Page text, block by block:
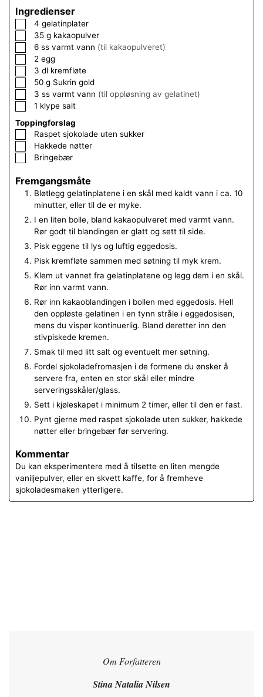
Ingredienser
▢
4 gelatinplater
▢35 g kakaopulver
▢
6 ss varmt vann (til kakaopulveret)
▢2 egg
▢3 dl kremfløte
▢50 g Sukrin gold
▢3 ss varmt vann (til oppløsning av gelatinet)
▢
1 klype salt
Toppingforslag
▢Raspet sjokolade uten sukker
▢Hakkede nøtter
▢Bringebær
Fremgangsmåte
Bløtlegg gelatinplatene i en skål med kaldt vann i ca. 10
minutter, eller til de er myke.
I en liten bolle, bland kakaopulveret med varmt vann.
Rør godt til blandingen er glatt og sett til side.
Pisk eggene til lys og luftig eggedosis.
Pisk kremfløte sammen med søtning til myk krem.
Klem ut vannet fra gelatinplatene og legg dem i en skål.
Rør inn varmt vann.
Rør inn kakaoblandingen i bollen med eggedosis. Hell
den oppløste gelatinen i en tynn stråle i eggedosisen,
mens du visper kontinuerlig. Bland deretter inn den
stivpiskede kremen.
Smak til med litt salt og eventuelt mer søtning.
Fordel sjokoladefromasjen i de formene du ønsker å
servere fra, enten en stor skål eller mindre
serveringsskåler/glass.
Sett i kjøleskapet i minimum 2 timer, eller til den er fast.
Pynt gjerne med raspet sjokolade uten sukker, hakkede
nøtter eller bringebær før servering.
Kommentar
Du kan eksperimentere med å tilsette en liten mengde
vaniljepulver, eller en skvett kaffe, for å fremheve
sjokoladesmaken ytterligere.
Om Forfatteren
Stina Natalia Nilsen